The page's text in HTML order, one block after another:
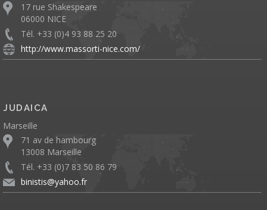
17 rue Shakespeare
06000 NICE
Tél. +33 (0)4 93 88 25 20
http://www.massorti-nice.com/
JUDAICA
Marseille
71 av de hambourg
13008 Marseille
Tél. +33 (0)7 83 50 86 79
binistis@yahoo.fr